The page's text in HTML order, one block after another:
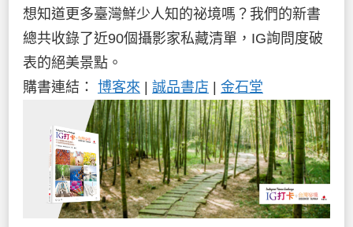
想知道更多臺灣鮮少人知的祕境嗎？我們的新書
總共收錄了近90個攝影家私藏清單，IG詢問度破
表的絕美景點。
購書連結： 博客來 | 誠品書店 | 金石堂